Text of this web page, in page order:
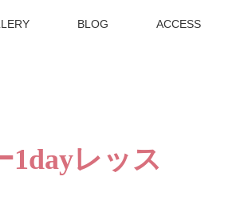
BLOG ACCESS
1dayレッス